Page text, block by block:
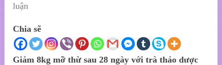
luận
Chia sẽ
Giảm 8kg mỡ thừ sau 28 ngày với trà thảo dược